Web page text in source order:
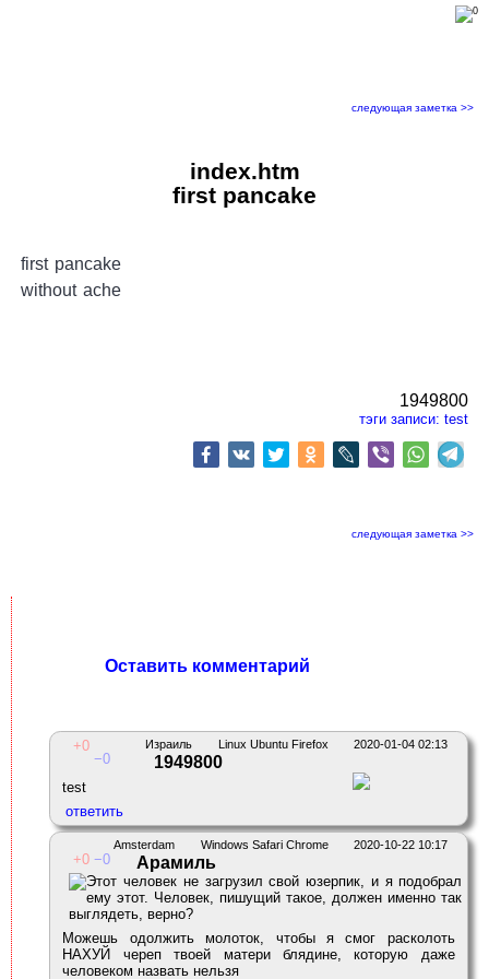
следующая заметка >>
index.htm
first pancake
first pancake
without ache
1949800
тэги записи: test
следующая заметка >>
Оставить комментарий
2020-01-04 02:13
Linux Ubuntu Firefox
Израиль
0
0
1949800
test
2020-10-22 10:17
Windows Safari Chrome
Amsterdam
0 0 Арамиль
Можешь одолжить молоток, чтобы я смог расколоть
НАХУЙ череп твоей матери блядине, которую даже
человеком назвать нельзя